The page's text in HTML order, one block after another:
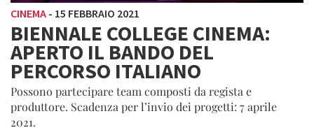
CINEMA - 15 FEBBRAIO 2021
BIENNALE COLLEGE CINEMA:
APERTO IL BANDO DEL
PERCORSO ITALIANO
Possono partecipare team composti da regista e
produttore. Scadenza per l’invio dei progetti: 7 aprile
2021.